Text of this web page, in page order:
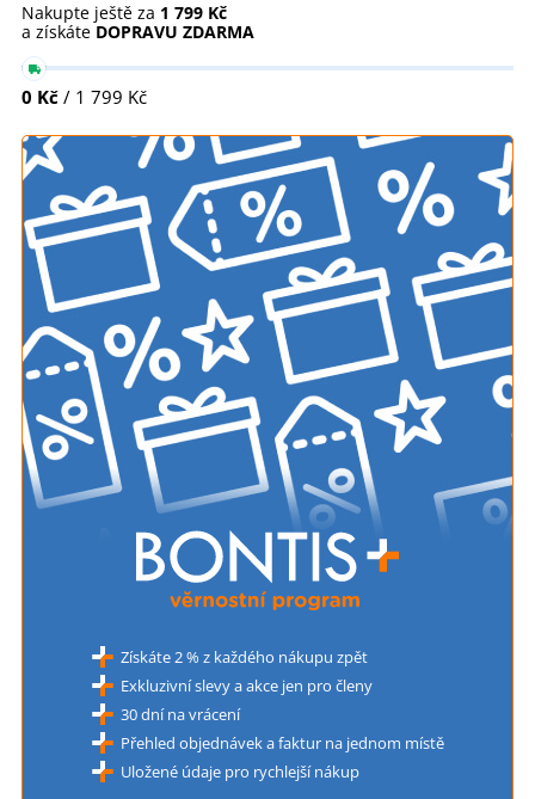
Nakupte ještě za 1 799 Kč
a získáte DOPRAVU ZDARMA
0 Kč / 1 799 Kč
Získáte 2 % z každého nákupu zpět
Exkluzivní slevy a akce jen pro členy
30 dní na vrácení
Přehled objednávek a faktur na jednom místě
Uložené údaje pro rychlejší nákup